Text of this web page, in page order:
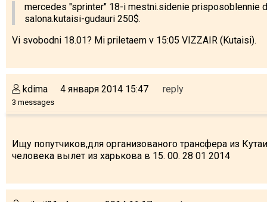
mercedes "sprinter" 18-i mestni.sidenie prisposoblennie
salona.kutaisi-gudauri 250$.
Vi svobodni 18.01? Mi priletaem v 15:05 VIZZAIR (Kutaisi).
kdima
3 messages
4 января 2014 15:47 reply
Ищу попутчиков,для организованого трансфера из
человека вылет из харькова в 15. 00. 28 01 2014